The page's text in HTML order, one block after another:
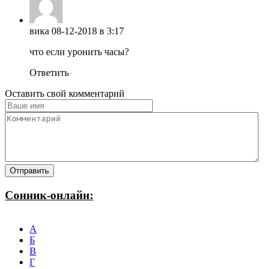
вика 08-12-2018 в 3:17
что если уронить часы?
Ответить
Оставить свой комментарий
Сонник-онлайн:
А
Б
В
Г